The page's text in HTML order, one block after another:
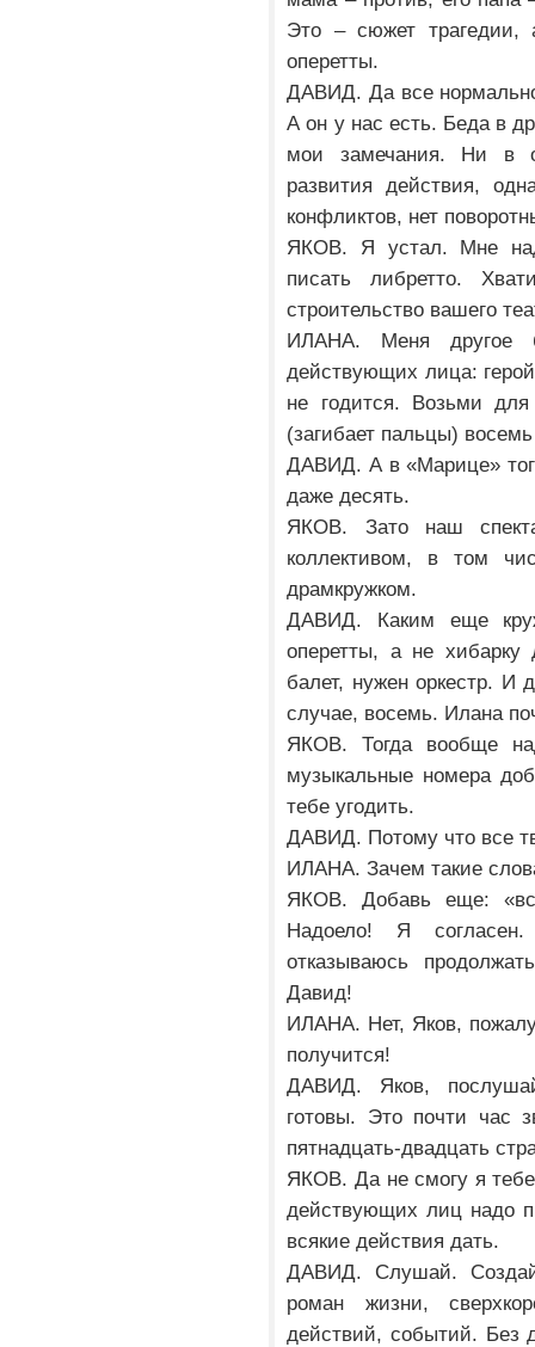
Это – сюжет
оперетты.
ДАВИД. Да все
А он у нас есть. Беда в
мои замечания. Ни в
развития действия,
конфликтов, нет
ЯКОВ. Я устал. Мне
писать либретто.
строительство вашего
ИЛАНА. Меня другое
действующих лица:
не годится. Возьми
(загибает пальцы)
ДАВИД. А в «Марице»
даже десять.
ЯКОВ. Зато наш
коллективом, в том
драмкружком.
ДАВИД. Каким еще
оперетты, а не
балет, нужен оркестр. И
случае, восемь. Илана
ЯКОВ. Тогда вообще
музыкальные номера
тебе угодить.
ДАВИД. Потому что все
ИЛАНА. Зачем такие
ЯКОВ. Добавь еще:
Надоело! Я
отказываюсь
Давид!
ИЛАНА. Нет, Яков,
получится!
ДАВИД. Яков,
готовы. Это почти час
пятнадцать-двадцать
ЯКОВ. Да не смогу я
действующих лиц надо
всякие действия дать.
ДАВИД. Слушай.
роман жизни,
действий, событий. Без